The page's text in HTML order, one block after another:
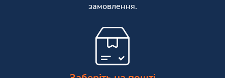
замовлення.